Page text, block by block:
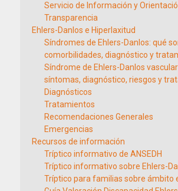
Servicio de Información y
Transparencia
Ehlers-Danlos e Hiperlaxitud
Síndromes de Ehlers-Danlos: qué
comorbilidades, diagnóstico y
Síndrome de Ehlers-Danlos
síntomas, diagnóstico, riesgos y
Diagnósticos
Tratamientos
Recomendaciones Generales
Emergencias
Recursos de información
Tríptico informativo de ANSEDH
Tríptico informativo sobre Ehlers-
Tríptico para familias sobre ámbito